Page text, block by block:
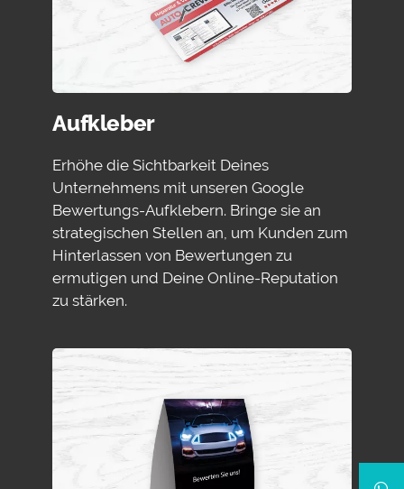
Aufkleber
Erhöhe die Sichtbarkeit Deines
Unternehmens mit unseren Google
Bewertungs-Aufklebern. Bringe sie an
strategischen Stellen an, um Kunden zum
Hinterlassen von Bewertungen zu
ermutigen und Deine Online-Reputation
zu stärken.